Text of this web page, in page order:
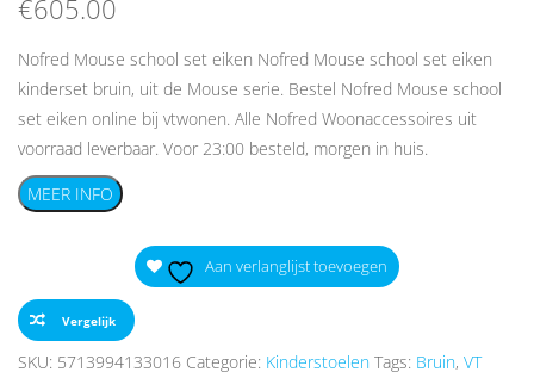
€605.00
Nofred Mouse school set eiken Nofred Mouse school set eiken
kinderset bruin, uit de Mouse serie. Bestel Nofred Mouse school
set eiken online bij vtwonen. Alle Nofred Woonaccessoires uit
voorraad leverbaar. Voor 23:00 besteld, morgen in huis.
MEER INFO
Aan verlanglijst toevoegen
Vergelijk
SKU: 5713994133016 Categorie: Kinderstoelen Tags: Bruin, VT